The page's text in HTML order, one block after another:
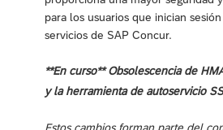
para los usuarios que inician
servicios de SAP Concur.
**En curso** Obsolescencia de
y la herramienta de autoservicio